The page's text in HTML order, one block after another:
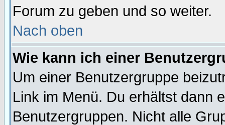
Forum zu geben und so weiter.
Nach oben
Wie kann ich einer
Um einer Benutzergruppe
Link im Menü. Du erhältst dann
Benutzergruppen. Nicht alle